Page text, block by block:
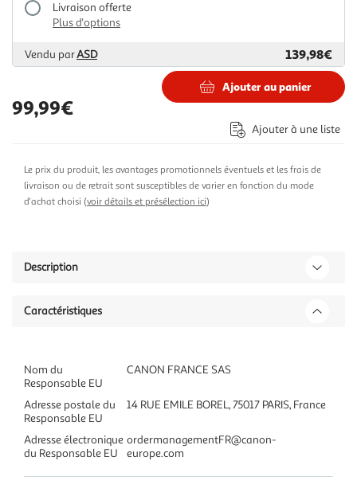
Livraison offerte
Plus d'options
Vendu parASD 139,98€
99,99€
Ajouter au panier
Ajouter à une liste
Le prix du produit, les avantages promotionnels éventuels et les frais de
livraison ou de retrait sont susceptibles de varier en fonction du mode
d'achat choisi (voir détails et présélection ici)
Description
Caractéristiques
Nom du
Responsable EU
CANON FRANCE SAS
Adresse postale du
Responsable EU
14 RUE EMILE BOREL, 75017 PARIS, France
Adresse électronique
du Responsable EU
ordermanagementFR@canon-
europe.com